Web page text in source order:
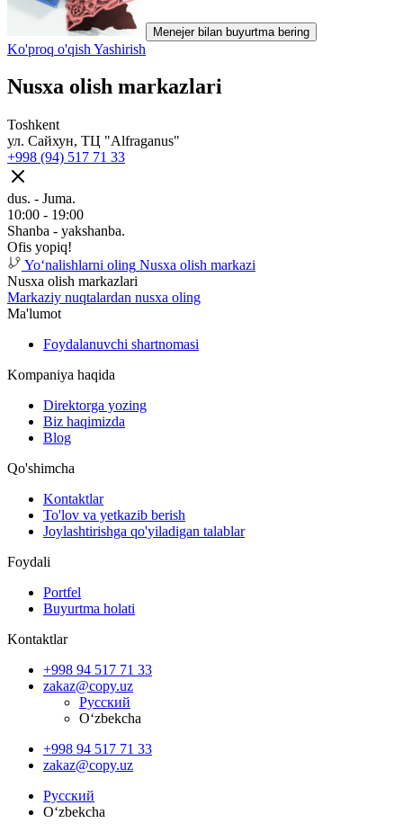
Menejer bilan buyurtma bering
Ko'proq o'qish Yashirish
Nusxa olish markazlari
Toshkent
ул. Сайхун, ТЦ "Alfraganus"
+998 (94) 517 71 33
dus. - Juma.
10:00 - 19:00
Shanba - yakshanba.
Ofis yopiq!
Yoʻnalishlarni oling Nusxa olish markazi
Nusxa olish markazlari
Markaziy nuqtalardan nusxa oling
Ma'lumot
Foydalanuvchi shartnomasi
Kompaniya haqida
Direktorga yozing
Biz haqimizda
Blog
Qo'shimcha
Kontaktlar
To'lov va yetkazib berish
Joylashtirishga qo'yiladigan talablar
Foydali
Portfel
Buyurtma holati
Kontaktlar
+998 94 517 71 33
zakaz@copy.uz
Русский
O‘zbekcha
+998 94 517 71 33
zakaz@copy.uz
Русский
O‘zbekcha